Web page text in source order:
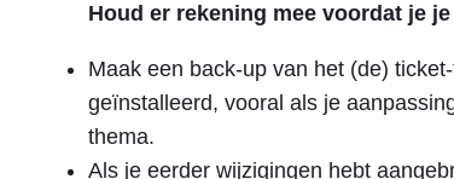
Houd er rekening mee voordat je
Maak een back-up van het (de)
geïnstalleerd, vooral als je
thema.
Als je eerder wijzigingen hebt